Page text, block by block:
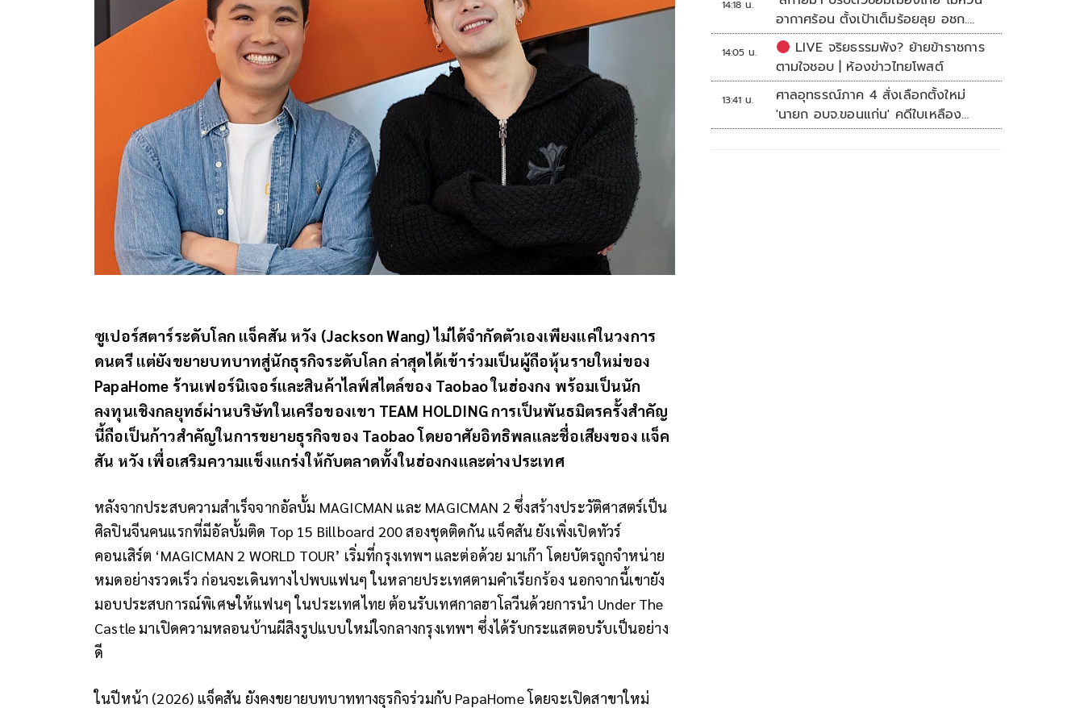
ซูเปอร์สตาร์ระดับโลก แจ็คสัน หวัง (Jackson Wang) ไม่ได้จำกัดตัวเองเพียงแค่ในวงการ
ดนตรี แต่ยังขยายบทบาทสู่นักธุรกิจระดับโลก ล่าสุดได้เข้าร่วมเป็นผู้ถือหุ้นรายใหม่ของ
PapaHome ร้านเฟอร์นิเจอร์และสินค้าไลฟ์สไตล์ของ Taobao ในฮ่องกง พร้อมเป็นนัก
ลงทุนเชิงกลยุทธ์ผ่านบริษัทในเครือของเขา TEAM HOLDING การเป็นพันธมิตรครั้งสำคัญ
นี้ถือเป็นก้าวสำคัญในการขยายธุรกิจของ Taobao โดยอาศัยอิทธิพลและชื่อเสียงของ แจ็ค
สัน หวัง เพื่อเสริมความแข็งแกร่งให้กับตลาดทั้งในฮ่องกงและต่างประเทศ
หลังจากประสบความสำเร็จจากอัลบั้ม MAGICMAN และ MAGICMAN 2 ซึ่งสร้างประวัติศาสตร์เป็น
ศิลปินจีนคนแรกที่มีอัลบั้มติด Top 15 Billboard 200 สองชุดติดกัน แจ็คสัน ยังเพิ่งเปิดทัวร์
คอนเสิร์ต ‘MAGICMAN 2 WORLD TOUR’ เริ่มที่กรุงเทพฯ และต่อด้วย มาเก๊า โดยบัตรถูกจำหน่าย
หมดอย่างรวดเร็ว ก่อนจะเดินทางไปพบแฟนๆ ในหลายประเทศตามคำเรียกร้อง นอกจากนี้เขายัง
มอบประสบการณ์พิเศษให้แฟนๆ ในประเทศไทย ต้อนรับเทศกาลฮาโลวีนด้วยการนำ Under The
Castle มาเปิดความหลอนบ้านผีสิงรูปแบบใหม่ใจกลางกรุงเทพฯ ซึ่งได้รับกระแสตอบรับเป็นอย่าง
ดี
ในปีหน้า (2026) แจ็คสัน ยังคงขยายบทบาททางธุรกิจร่วมกับ PapaHome โดยจะเปิดสาขาใหม่
14:18 น.
อากาศร้อน ตั้งเป้าเต็มร้อยลุย อชก.
2026
14:05 น.
LIVE จริยธรรมพัง? ย้ายข้าราชการ
ตามใจชอบ | ห้องข่าวไทยโพสต์
13:41 น.
ศาลอุทธรณ์ภาค 4 สั่งเลือกตั้งใหม่
'นายก อบจ.ขอนแก่น' คดีใบเหลือง
'วัฒนา ช่างเหลา'